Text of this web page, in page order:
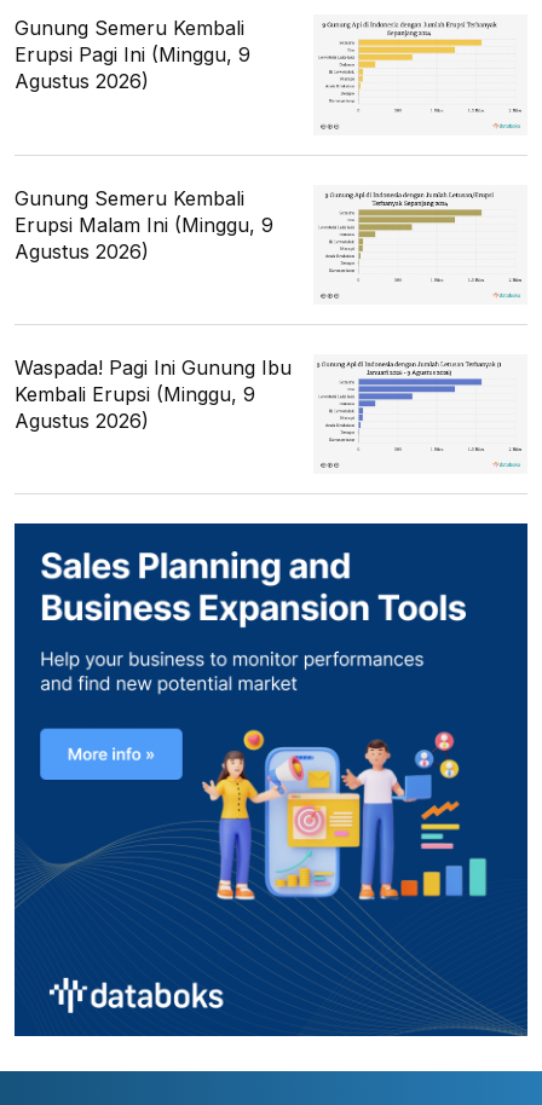
Gunung Semeru Kembali
Erupsi Pagi Ini (Minggu, 9
Agustus 2026)
Gunung Semeru Kembali
Erupsi Malam Ini (Minggu, 9
Agustus 2026)
Waspada! Pagi Ini Gunung Ibu
Kembali Erupsi (Minggu, 9
Agustus 2026)